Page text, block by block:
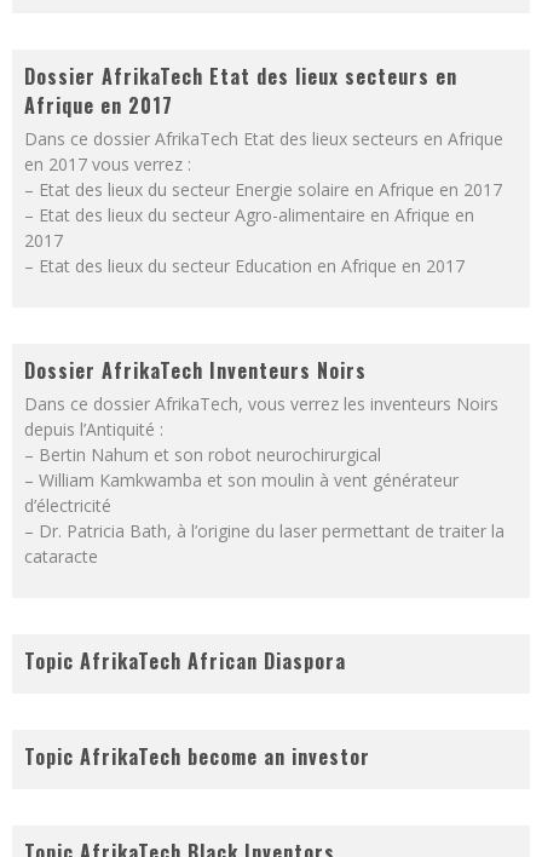
Dossier AfrikaTech Etat des lieux secteurs en
Afrique en 2017
Dans ce dossier AfrikaTech Etat des lieux secteurs en Afrique
en 2017 vous verrez :
– Etat des lieux du secteur Energie solaire en Afrique en 2017
– Etat des lieux du secteur Agro-alimentaire en Afrique en
2017
– Etat des lieux du secteur Education en Afrique en 2017
Dossier AfrikaTech Inventeurs Noirs
Dans ce dossier AfrikaTech, vous verrez les inventeurs Noirs
depuis l’Antiquité :
– Bertin Nahum et son robot neurochirurgical
– William Kamkwamba et son moulin à vent générateur
d’électricité
– Dr. Patricia Bath, à l’origine du laser permettant de traiter la
cataracte
Topic AfrikaTech African Diaspora
Topic AfrikaTech become an investor